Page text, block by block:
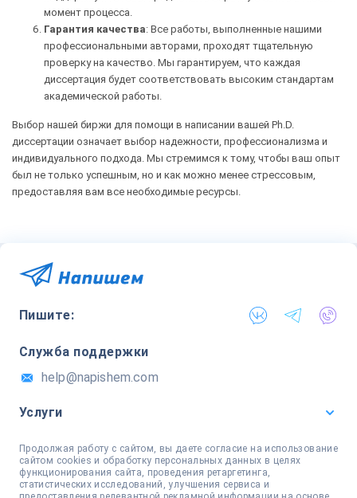
момент процесса.
Гарантия качества: Все работы, выполненные нашими
профессиональными авторами, проходят тщательную
проверку на качество. Мы гарантируем, что каждая
диссертация будет соответствовать высоким стандартам
академической работы.
Выбор нашей биржи для помощи в написании вашей Ph.D.
диссертации означает выбор надежности, профессионализма и
индивидуального подхода. Мы стремимся к тому, чтобы ваш опыт
был не только успешным, но и как можно менее стрессовым,
предоставляя вам все необходимые ресурсы.
Пишите:
Служба поддержки
help@napishem.com
Услуги
Продолжая работу с сайтом, вы даете согласие на использование
сайтом cookies и обработку персональных данных в целях
функционирования сайта, проведения ретаргетинга,
статистических исследований, улучшения сервиса и